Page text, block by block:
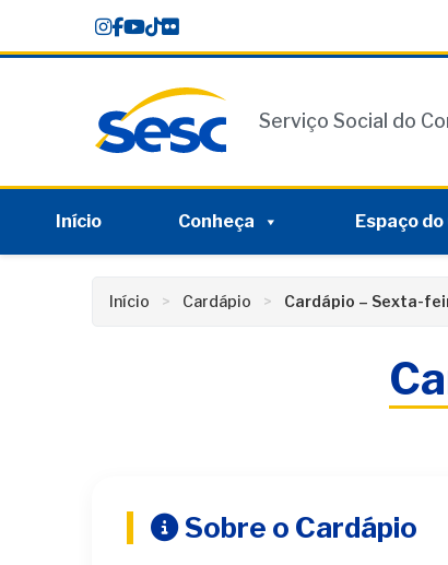
content
Serviço Social do
Início Conheça Espaço
Início Cardápio Cardápio – Sexta-
Sobre o Cardápio